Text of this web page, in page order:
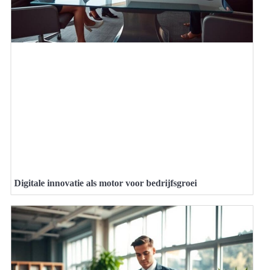
Digitale innovatie als motor voor bedrijfsgroei